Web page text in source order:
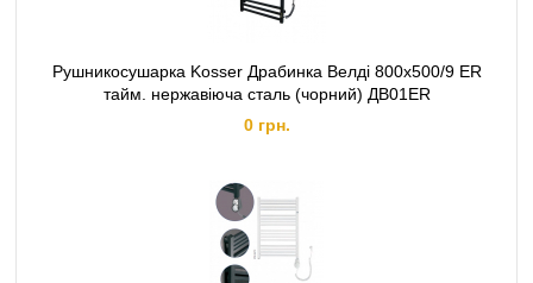
Рушникосушарка Kosser Драбинка Велді 800х500/9 ЕR
тайм. нержавіюча сталь (чорний) ДВ01ER
0 грн.